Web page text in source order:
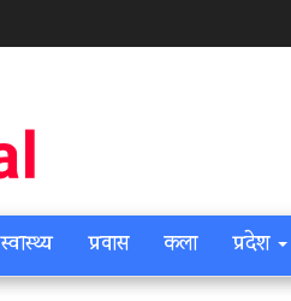
स्वास्थ्य प्रवास कला प्रदेश